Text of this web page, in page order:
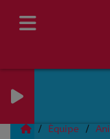
Équipe